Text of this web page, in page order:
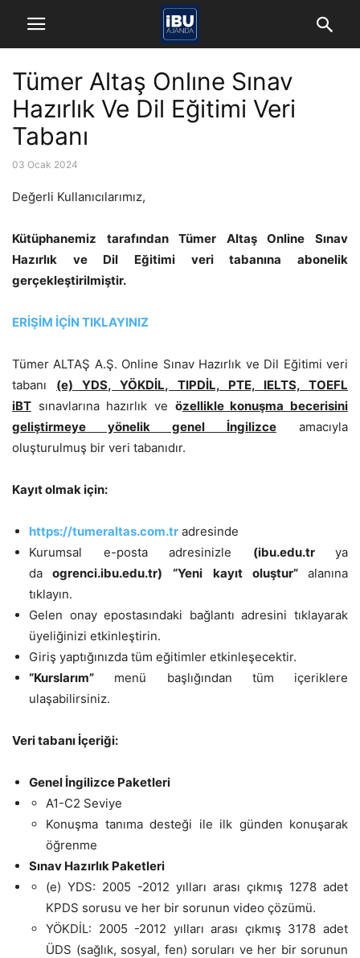
Tümer Altaş Onlıne Sınav
Hazırlık Ve Dil Eğitimi Veri
Tabanı
03 Ocak 2024
Değerli Kullanıcılarımız,
Kütüphanemiz tarafından Tümer Altaş Online Sınav
Hazırlık ve Dil Eğitimi veri tabanına abonelik
gerçekleştirilmiştir.
ERİŞİM İÇİN TIKLAYINIZ
Tümer ALTAŞ A.Ş. Online Sınav Hazırlık ve Dil Eğitimi veri
tabanı (e) YDS, YÖKDİL, TIPDİL, PTE, IELTS, TOEFL
iBT sınavlarına hazırlık ve özellikle konuşma becerisini
geliştirmeye yönelik genel İngilizce amacıyla
oluşturulmuş bir veri tabanıdır.
Kayıt olmak için:
https://tumeraltas.com.tr adresinde
Kurumsal e-posta adresinizle (ibu.edu.tr ya
da ogrenci.ibu.edu.tr) “Yeni kayıt oluştur”alanına
tıklayın.
Gelen onay epostasındaki bağlantı adresini tıklayarak
üyeliğinizi etkinleştirin.
Giriş yaptığınızda tüm eğitimler etkinleşecektir.
“Kurslarım” menü başlığından tüm içeriklere
ulaşabilirsiniz.
Veri tabanı İçeriği:
Genel İngilizce Paketleri
A1-C2 Seviye
Konuşma tanıma desteği ile ilk günden konuşarak
öğrenme
Sınav Hazırlık Paketleri
(e) YDS: 2005 -2012 yılları arası çıkmış 1278 adet
KPDS sorusu ve her bir sorunun video çözümü.
YÖKDİL: 2005 -2012 yılları arası çıkmış 3178 adet
ÜDS (sağlık, sosyal, fen) soruları ve her bir sorunun